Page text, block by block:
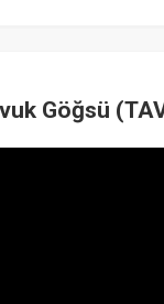
Göğsü